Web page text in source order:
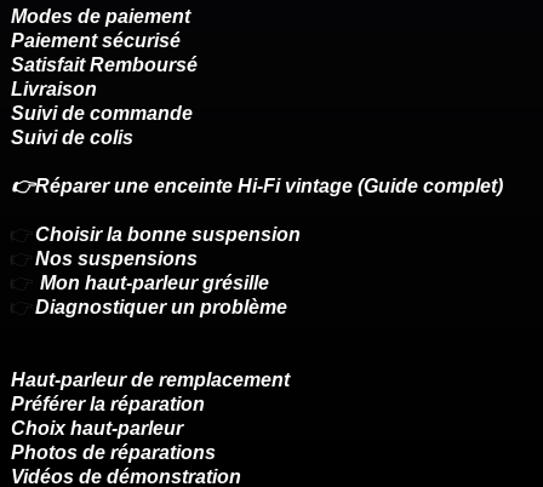
Modes de paiement
Paiement sécurisé
Satisfait Remboursé
Livraison
Suivi de commande
Suivi de colis
👉Réparer une enceinte Hi-Fi vintage (Guide complet)
👉 Choisir la bonne suspension
👉 Nos suspensions
👉 Mon haut-parleur grésille
👉 Diagnostiquer un problème
Haut-parleur de remplacement
Préférer la réparation
Choix haut-parleur
Photos de réparations
Vidéos de démonstration